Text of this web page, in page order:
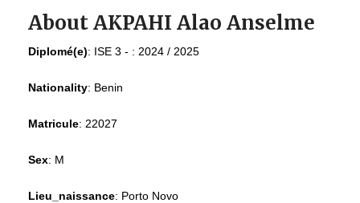
About AKPAHI Alao Anselme
Diplomé(e): ISE 3 - : 2024 / 2025
Nationality: Benin
Matricule: 22027
Sex: M
Lieu_naissance: Porto Novo